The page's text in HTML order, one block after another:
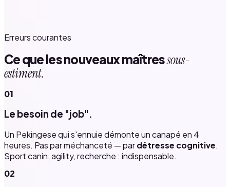
Erreurs courantes
Ce que les nouveaux maîtressous-
estiment.
01
Le besoin de "job".
Un Pekingese qui s'ennuie démonte un canapé en 4
heures. Pas par méchanceté — pardétresse cognitive.
Sport canin, agility, recherche : indispensable.
02